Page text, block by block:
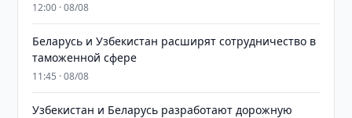
12:00 · 08/08
Беларусь и Узбекистан расширят сотрудничество в
таможенной сфере
11:45 · 08/08
Узбекистан и Беларусь разработают дорожную